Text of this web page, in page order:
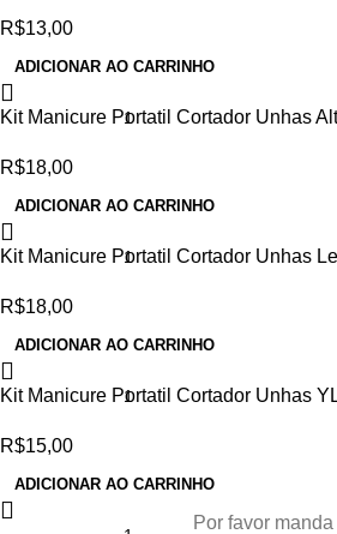
R$13,00
ADICIONAR AO CARRINHO
Kit Manicure Portatil Cortador Unhas
R$18,00
ADICIONAR AO CARRINHO
Kit Manicure Portatil Cortador Unhas
R$18,00
ADICIONAR AO CARRINHO
Kit Manicure Portatil Cortador Unhas
R$15,00
ADICIONAR AO CARRINHO
Por favor